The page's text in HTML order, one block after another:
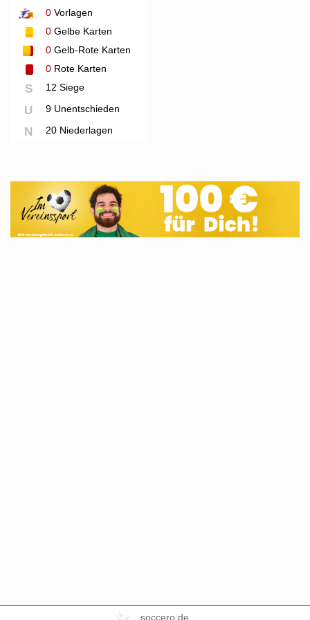
0 Vorlagen
0 Gelbe Karten
0 Gelb-Rote Karten
0 Rote Karten
S 12 Siege
U 9 Unentschieden
N 20 Niederlagen
soccero.de